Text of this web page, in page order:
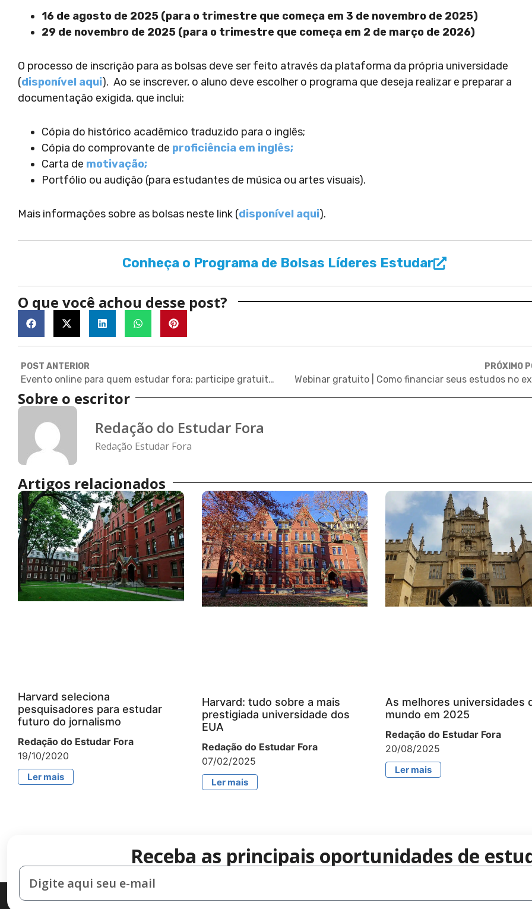
16 de agosto de 2025 (para o trimestre que começa em 3 de novembro de 2025)
29 de novembro de 2025 (para o trimestre que começa em 2 de março de 2026)
O processo de inscrição para as bolsas deve ser feito através da plataforma da própria universidade
(disponível aqui). Ao se inscrever, o aluno deve escolher o programa que deseja realizar e preparar a
documentação exigida, que inclui:
Cópia do histórico acadêmico traduzido para o inglês;
Cópia do comprovante de proficiência em inglês;
Carta de motivação;
Portfólio ou audição (para estudantes de música ou artes visuais).
Mais informações sobre as bolsas neste link (disponível aqui).
Conheça o Programa de Bolsas Líderes Estudar
O que você achou desse post?
POST ANTERIOR
Evento online para quem estudar fora: participe gratuitamente
PRÓXIMO
Sobre o escritor
Redação do Estudar Fora
Redação Estudar Fora
Artigos relacionados
Harvard seleciona
pesquisadores para estudar
futuro do jornalismo
Redação do Estudar Fora
19/10/2020
Ler mais
Harvard: tudo sobre a mais
prestigiada universidade dos
EUA
Redação do Estudar Fora
07/02/2025
Ler mais
As melhores universidades
mundo em 2025
Redação do Estudar Fora
20/08/2025
Ler mais
Receba as principais oportunidades de